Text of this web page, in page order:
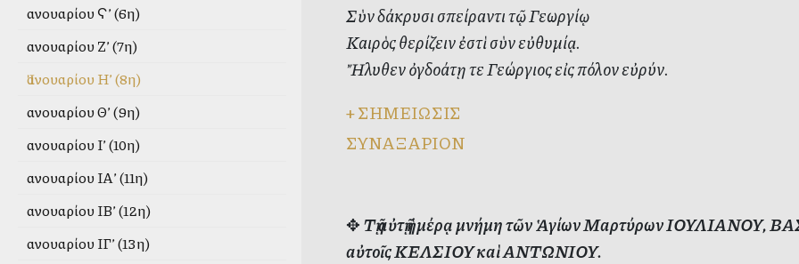
Ἰανουαρίου Ϛ’ (6η)
Ἰανουαρίου Ζ’ (7η)
Ἰανουαρίου Η’ (8η)
Ἰανουαρίου Θ’ (9η)
Ἰανουαρίου Ι’ (10η)
Ἰανουαρίου ΙΑ’ (11η)
Ἰανουαρίου ΙΒ’ (12η)
Ἰανουαρίου ΙΓ’ (13η)
Σὺν δάκρυσι σπείραντι τῷ Γεωργίῳ
Καιρὸς θερίζειν ἐστὶ σὺν εὐθυμίᾳ.
Ἤλυθεν ὀγδοάτῃ τε Γεώργιος εἰς πόλον εὐρύν.
+ΣΗΜΕΙΩΣΙΣ
ΣΥΝΑΞΑΡΙΟΝ
✥Τῇ αὐτῇ ἡμέρᾳ μνήμη τῶν Ἁγίων Μαρτύρων ΙΟΥΛΙΑΝΟΥ,
αὐτοῖς ΚΕΛΣΙΟΥ καὶ ΑΝΤΩΝΙΟΥ.